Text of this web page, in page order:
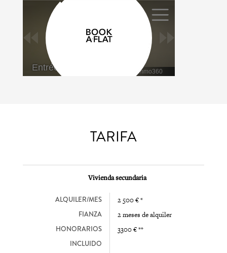
TARIFA
Vivienda secundaria
ALQUILER/MES 2 500 € *
FIANZA 2 meses de alquiler
HONORARIOS 3300 € **
INCLUIDO